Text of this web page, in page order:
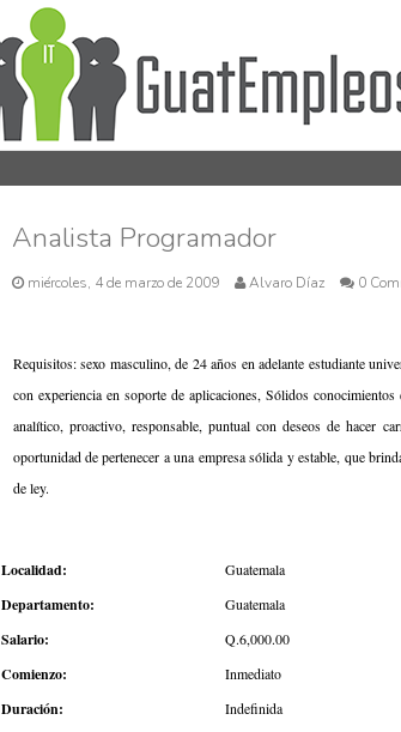
Analista Programador
miércoles, 4 de marzo de 2009 Alvaro Díaz 0
Requisitos: sexo masculino, de 24 años en adelante estudiante
con experiencia en soporte de aplicaciones, Sólidos
analítico, proactivo, responsable, puntual con deseos de hacer
oportunidad de pertenecer a una empresa sólida y estable, que
de ley.
Localidad: Guatemala
Departamento: Guatemala
Salario: Q.6,000.00
Comienzo: Inmediato
Duración: Indefinida